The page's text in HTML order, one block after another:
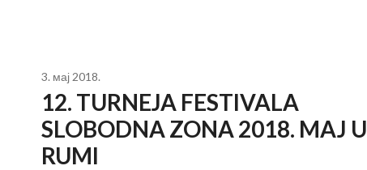
3. мај 2018.
12. TURNEJA FESTIVALA
SLOBODNA ZONA 2018. MAJ U
RUMI